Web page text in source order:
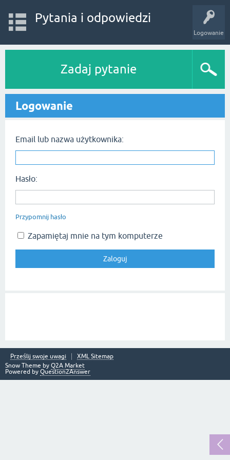
Logowanie
Pytania i odpowiedzi
Zadaj pytanie
Logowanie
Email lub nazwa użytkownika:
Hasło:
Przypomnij hasło
Zapamiętaj mnie na tym komputerze
Prześlij swoje uwagi
XML Sitemap
Snow Theme by Q2A Market
Powered by Question2Answer